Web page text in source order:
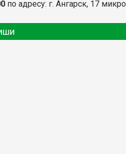
по адресу: г. Ангарск, 17